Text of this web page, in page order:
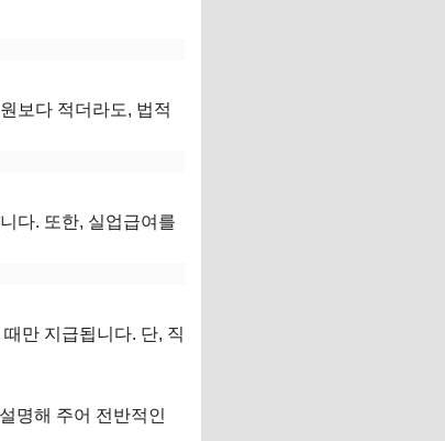
보다 적더라도, 법적
다. 또한, 실업급여를
만 지급됩니다. 단, 직
명해 주어 전반적인